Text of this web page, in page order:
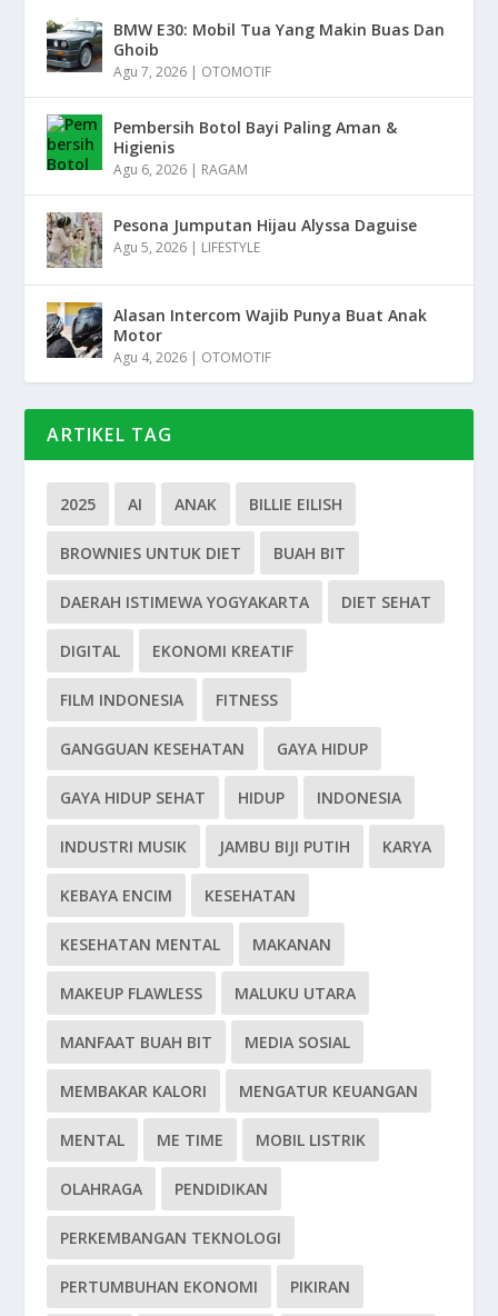
BMW E30: Mobil Tua Yang Makin Buas Dan
Ghoib
Agu 7, 2026 | OTOMOTIF
Pembersih Botol Bayi Paling Aman &
Higienis
Agu 6, 2026 | RAGAM
Pesona Jumputan Hijau Alyssa Daguise
Agu 5, 2026 | LIFESTYLE
Alasan Intercom Wajib Punya Buat Anak
Motor
Agu 4, 2026 | OTOMOTIF
ARTIKEL TAG
2025 AI ANAK BILLIE EILISH
BROWNIES UNTUK DIET BUAH BIT
DAERAH ISTIMEWA YOGYAKARTA DIET SEHAT
DIGITAL EKONOMI KREATIF
FILM INDONESIA FITNESS
GANGGUAN KESEHATAN GAYA HIDUP
GAYA HIDUP SEHAT HIDUP INDONESIA
INDUSTRI MUSIK JAMBU BIJI PUTIH KARYA
KEBAYA ENCIM KESEHATAN
KESEHATAN MENTAL MAKANAN
MAKEUP FLAWLESS MALUKU UTARA
MANFAAT BUAH BIT MEDIA SOSIAL
MEMBAKAR KALORI MENGATUR KEUANGAN
MENTAL ME TIME MOBIL LISTRIK
OLAHRAGA PENDIDIKAN
PERKEMBANGAN TEKNOLOGI
PERTUMBUHAN EKONOMI PIKIRAN